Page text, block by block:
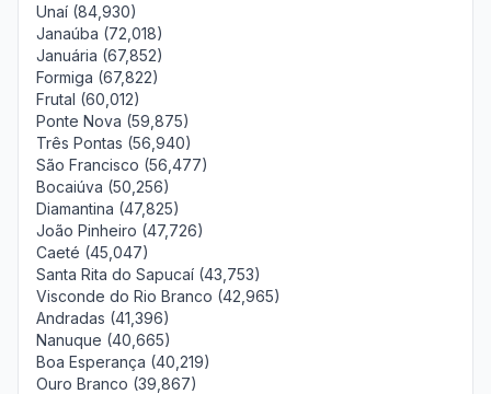
Unaí (84,930)
Janaúba (72,018)
Januária (67,852)
Formiga (67,822)
Frutal (60,012)
Ponte Nova (59,875)
Três Pontas (56,940)
São Francisco (56,477)
Bocaiúva (50,256)
Diamantina (47,825)
João Pinheiro (47,726)
Caeté (45,047)
Santa Rita do Sapucaí (43,753)
Visconde do Rio Branco (42,965)
Andradas (41,396)
Nanuque (40,665)
Boa Esperança (40,219)
Ouro Branco (39,867)